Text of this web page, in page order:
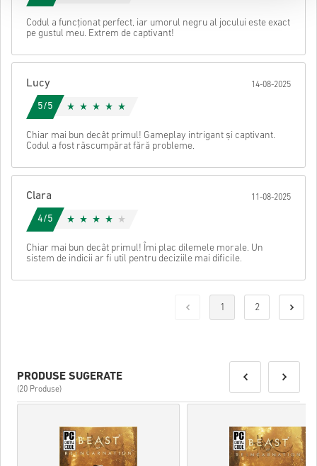
Codul a funcționat perfect, iar umorul negru al jocului este exact
pe gustul meu. Extrem de captivant!
Lucy 14-08-2025
5/5
Chiar mai bun decât primul! Gameplay intrigant și captivant.
Codul a fost răscumpărat fără probleme.
Clara 11-08-2025
4/5
Chiar mai bun decât primul! Îmi plac dilemele morale. Un
sistem de indicii ar fi util pentru deciziile mai dificile.
1 2
PRODUSE SUGERATE
(20 Produse)